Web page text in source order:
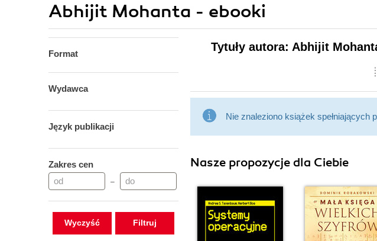
Abhijit Mohanta - ebooki
Format
Wydawca
Język publikacji
Zakres cen
–
Wyczyść
Tytuły autora: Abhijit
Nie znaleziono książek spełniających
Nasze propozycje dla Ciebie